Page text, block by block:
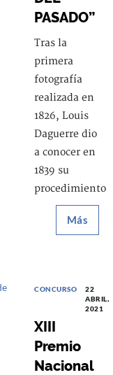
PASADO”
Tras la
primera
fotografía
realizada en
1826, Louis
Daguerre dio
a conocer en
1839 su
procedimiento
Más
CONCURSO
22
ABRIL,
2021
XIII
Premio
Nacional